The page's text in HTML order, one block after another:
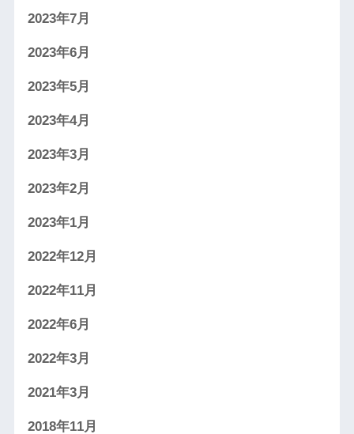
2023年7月
2023年6月
2023年5月
2023年4月
2023年3月
2023年2月
2023年1月
2022年12月
2022年11月
2022年6月
2022年3月
2021年3月
2018年11月